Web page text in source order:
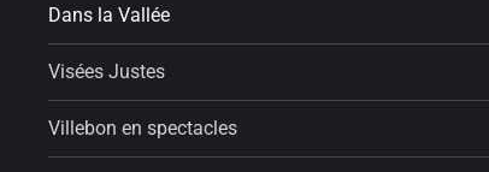
Dans la Vallée
Visées Justes
Villebon en spectacles